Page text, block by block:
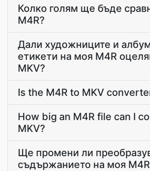
Колко голям ще бъде
M4R?
Дали художниците и
етикети на моя M4R
MKV?
Is the M4R to MKV
How big an M4R file can I
MKV?
Ще промени ли
съдържанието на моя